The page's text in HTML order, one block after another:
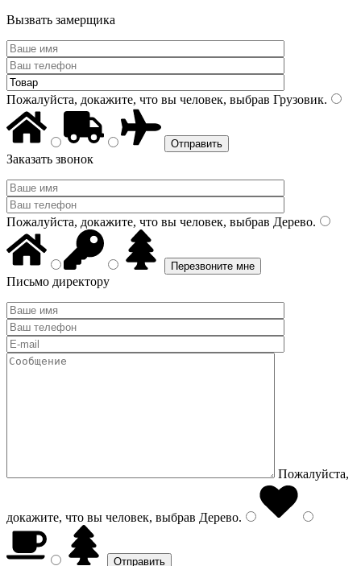
Вызвать замерщика
Пожалуйста, докажите, что вы человек, выбрав Грузовик.
Заказать звонок
Пожалуйста, докажите, что вы человек, выбрав Дерево.
Письмо директору
Пожалуйста,
докажите, что вы человек, выбрав Дерево.